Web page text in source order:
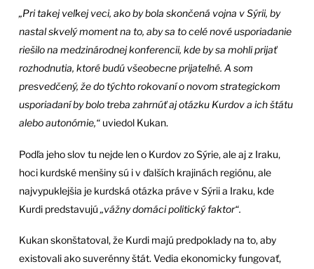
„Pri takej veľkej veci, ako by bola skončená vojna v Sýrii, by
nastal skvelý moment na to, aby sa to celé nové usporiadanie
riešilo na medzinárodnej konferencii, kde by sa mohli prijať
rozhodnutia, ktoré budú všeobecne prijateľné. A som
presvedčený, že do týchto rokovaní o novom strategickom
usporiadaní by bolo treba zahrnúť aj otázku Kurdov a ich štátu
alebo autonómie,“ uviedol Kukan.
Podľa jeho slov tu nejde len o Kurdov zo Sýrie, ale aj z Iraku,
hoci kurdské menšiny sú i v ďalších krajinách regiónu, ale
najvypuklejšia je kurdská otázka práve v Sýrii a Iraku, kde
Kurdi predstavujú „vážny domáci politický faktor“.
Kukan skonštatoval, že Kurdi majú predpoklady na to, aby
existovali ako suverénny štát. Vedia ekonomicky fungovať,